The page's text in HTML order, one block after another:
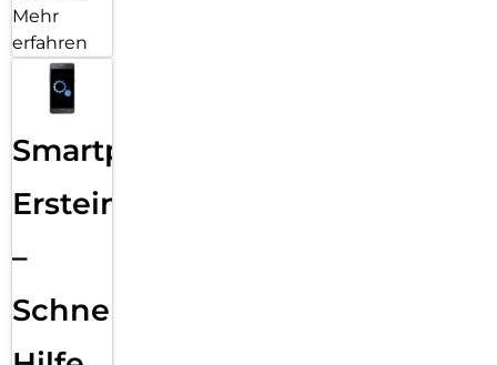
Mehr
erfahren
Smartphone
Ersteinrichtung
–
Schnelle